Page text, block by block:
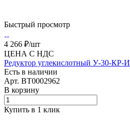
Быстрый просмотр
4 266 ₽/шт
ЦЕНА С НДС
Редуктор углекислотный У-30-КР-И
Есть в наличии
Арт. BT0002962
В корзину
Купить в 1 клик